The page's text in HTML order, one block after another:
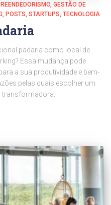
GESTÃO DE
POSTS STARTUPS TECNOLOGIA
padaria como local de
Essa mudança pode
a sua produtividade e bem-
pelas quais escolher um
transformadora.